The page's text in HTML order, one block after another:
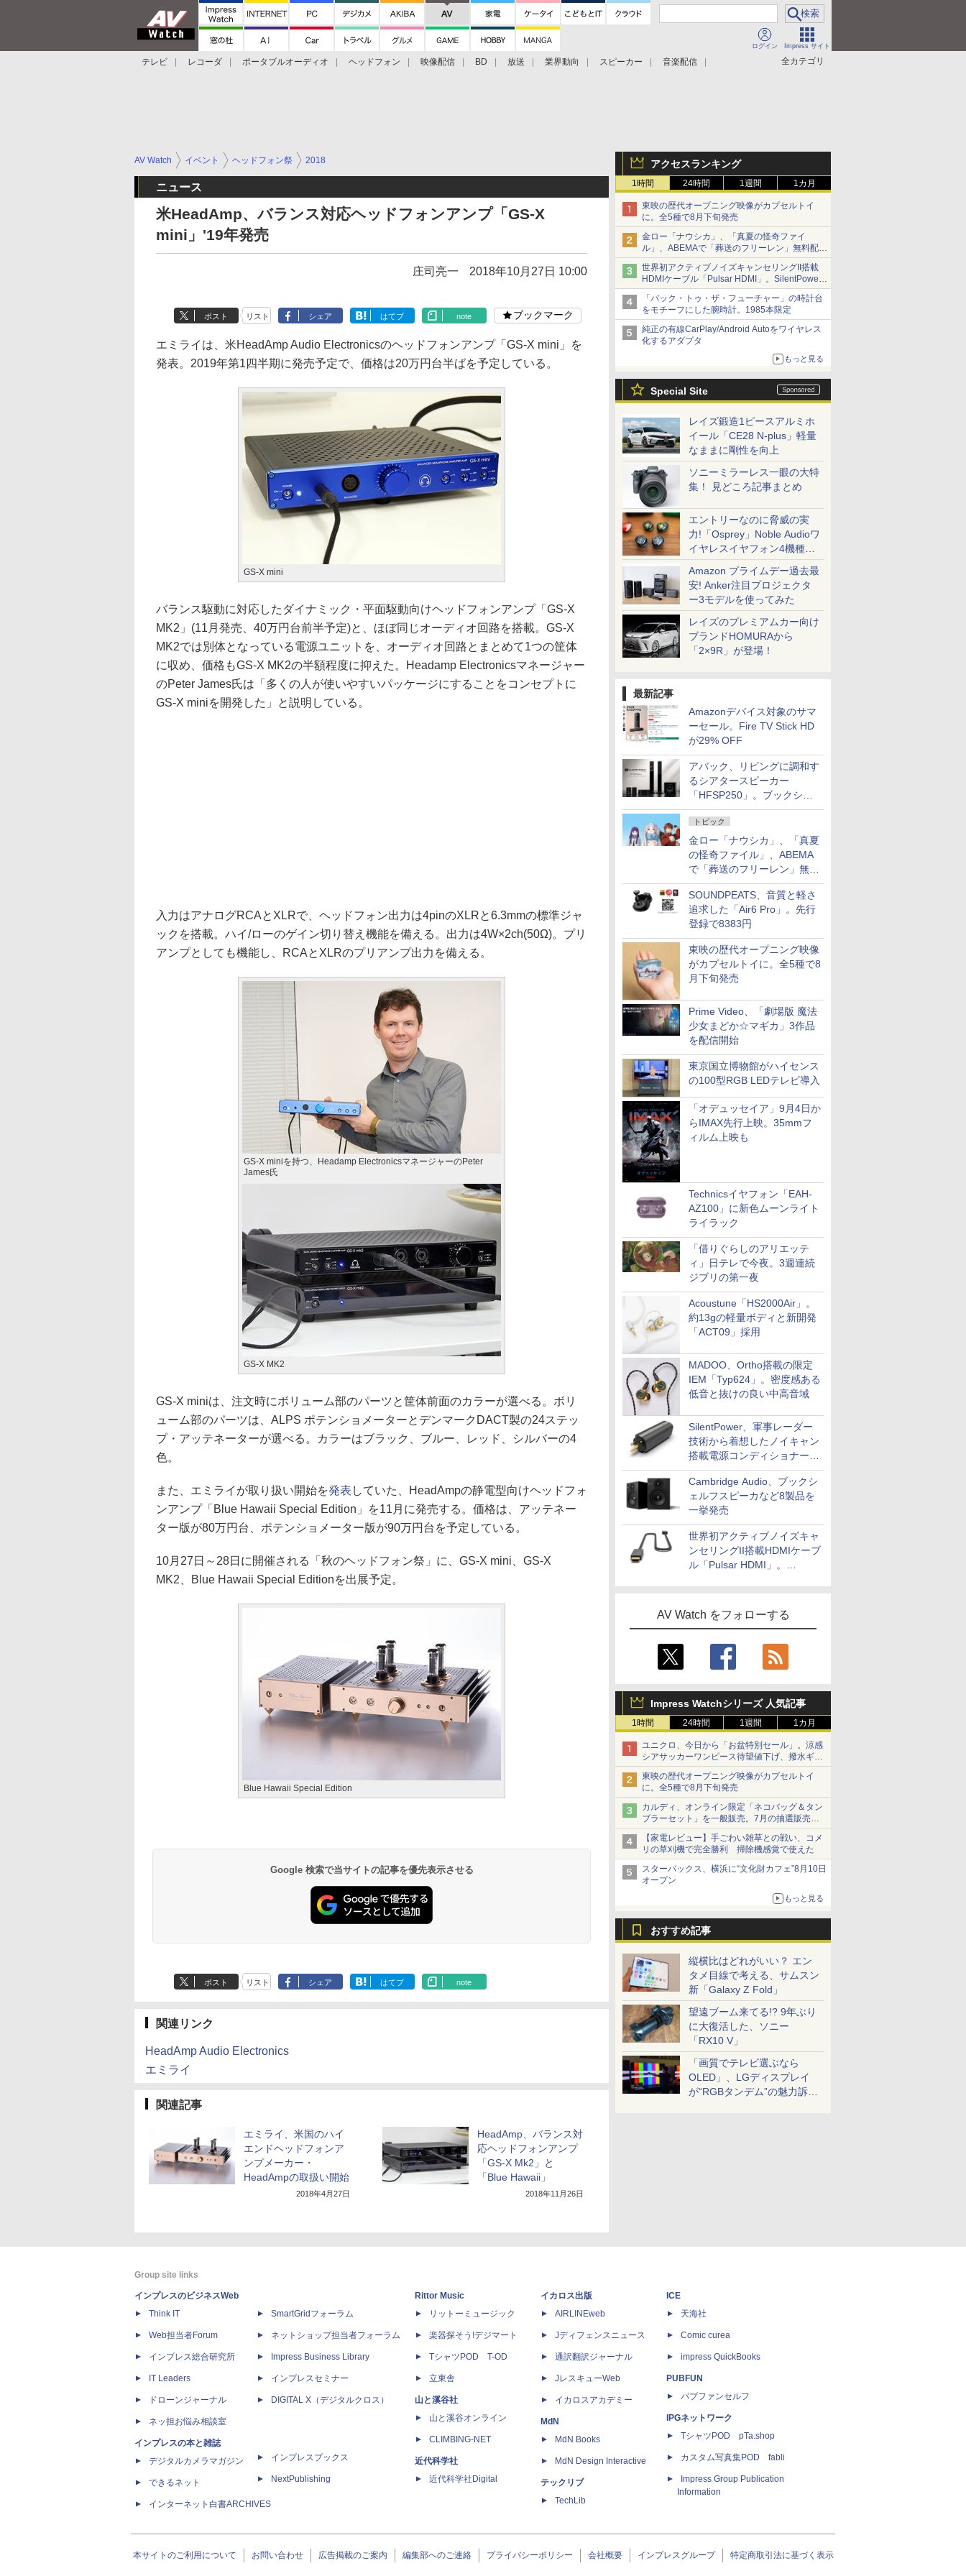
ログイン Impress サイト
全カテゴリ
テレビ レコーダ ポータブルオーディオ ヘッドフォン 映像配信 BD 放送 業界動向 スピーカー
音楽配信
アクセスランキング
1時間 24時間 1週間 1カ月
東映の歴代オープニング映像がカプセルトイ
に。全5種で8月下旬発売
金ロー「ナウシカ」、「真夏の怪奇ファイ
ル」、ABEMAで「葬送のフリーレン」無料配信
など。夏の特番・配信情報
世界初アクティブノイズキャンセリングII搭載
HDMIケーブル「Pulsar HDMI」。SilentPower
から
「バック・トゥ・ザ・フューチャー」の時計台
をモチーフにした腕時計。1985本限定
純正の有線CarPlay/Android Autoをワイヤレス
化するアダプタ
もっと見る
Special Site
レイズ鍛造1ピースアルミホ
イール「CE28 N-plus」軽量
なままに剛性を向上
ソニーミラーレス一眼の大特
集！ 見どころ記事まとめ
エントリーなのに脅威の実
力!「Osprey」Noble Audioワ
イヤレスイヤフォン4機種を
一気に聴く
Amazon プライムデー過去最
安! Anker注目プロジェクタ
ー3モデルを使ってみた
レイズのプレミアムカー向け
ブランドHOMURAから
「2×9R」が登場！
最新記事
Amazonデバイス対象のサマ
ーセール。Fire TV Stick HD
が29% OFF
アバック、リビングに調和す
るシアタースピーカー
「HFSP250」。ブックシェ
ルフはペア3万円以下
トピック
金ロー「ナウシカ」、「真夏
の怪奇ファイル」、ABEMA
で「葬送のフリーレン」無料
配信など。夏の特番・配信情
報
SOUNDPEATS、音質と軽さ
追求した「Air6 Pro」。先行
登録で8383円
東映の歴代オープニング映像
がカプセルトイに。全5種で8
月下旬発売
Prime Video、「劇場版 魔法
少女まどか☆マギカ」3作品
を配信開始
東京国立博物館がハイセンス
の100型RGB LEDテレビ導入
「オデュッセイア」9月4日か
らIMAX先行上映。35mmフ
ィルム上映も
Technicsイヤフォン「EAH-
AZ100」に新色ムーンライト
ライラック
「借りぐらしのアリエッテ
ィ」日テレで今夜。3週連続
ジブリの第一夜
Acoustune「HS2000Air」。
約13gの軽量ボディと新開発
「ACT09」採用
MADOO、Ortho搭載の限定
IEM「Typ624」。密度感ある
低音と抜けの良い中高音域
SilentPower、軍事レーダー
技術から着想したノイキャン
搭載電源コンディショナー
「AC iPurifier2」
Cambridge Audio、ブックシ
ェルフスピーカなど8製品を
一挙発売
世界初アクティブノイズキャ
ンセリングII搭載HDMIケーブ
ル「Pulsar HDMI」。
AV Watch をフォローする
Impress Watchシリーズ 人気記事
1時間 24時間 1週間 1カ月
ユニクロ、今日から「お盆特別セール」。涼感
シアサッカーワンピース待望値下げ、撥水ギア
ショーツは1990円に
東映の歴代オープニング映像がカプセルトイ
に。全5種で8月下旬発売
カルディ、オンライン限定「ネコバッグ＆タン
ブラーセット」を一般販売。7月の抽選販売の
当選無効分
【家電レビュー】手ごわい雑草との戦い、コメ
リの草刈機で完全勝利 掃除機感覚で使えた
スターバックス、横浜に“文化財カフェ”8月10日
オープン
もっと見る
おすすめ記事
縦横比はどれがいい？ エン
タメ目線で考える、サムスン
新「Galaxy Z Fold」
望遠ブーム来てる!? 9年ぶり
に大復活した、ソニー
「RX10 V」
「画質でテレビ選ぶなら
OLED」、LGディスプレイ
が“RGBタンデム”の魅力訴
AV Watch イベント ヘッドフォン祭 2018
ニュース
米HeadAmp、バランス対応ヘッドフォンアンプ「GS-X
mini」'19年発売
庄司亮一 2018年10月27日 10:00
ポスト リスト シェア はてブ note ブックマーク
エミライは、米HeadAmp Audio Electronicsのヘッドフォンアンプ「GS-X mini」を
発表。2019年第1四半期に発売予定で、価格は20万円台半ばを予定している。
GS-X mini
バランス駆動に対応したダイナミック・平面駆動向けヘッドフォンアンプ「GS-X
MK2」(11月発売、40万円台前半予定)と、ほぼ同じオーディオ回路を搭載。GS-X
MK2では別体となっている電源ユニットを、オーディオ回路とまとめて1つの筐体
に収め、価格もGS-X MK2の半額程度に抑えた。Headamp Electronicsマネージャー
のPeter James氏は「多くの人が使いやすいパッケージにすることをコンセプトに
GS-X miniを開発した」と説明している。
入力はアナログRCAとXLRで、ヘッドフォン出力は4pinのXLRと6.3mmの標準ジャ
ックを搭載。ハイ/ローのゲイン切り替え機能を備える。出力は4W×2ch(50Ω)。プリ
アンプとしても機能し、RCAとXLRのプリアンプ出力を備える。
GS-X miniを持つ、Headamp ElectronicsマネージャーのPeter
James氏
GS-X MK2
GS-X miniは、注文時にボリューム部のパーツと筐体前面のカラーが選べる。ボリ
ューム部のパーツは、ALPS ポテンショメーターとデンマークDACT製の24ステッ
プ・アッテネーターが選べる。カラーはブラック、ブルー、レッド、シルバーの4
色。
また、エミライが取り扱い開始を発表 していた、HeadAmpの静電型向けヘッドフォ
ンアンプ「Blue Hawaii Special Edition」を11月に発売する。価格は、アッテネー
ター版が80万円台、ポテンショメーター版が90万円台を予定している。
10月27日～28日に開催される「秋のヘッドフォン祭」に、GS-X mini、GS-X
MK2、Blue Hawaii Special Editionを出展予定。
Blue Hawaii Special Edition
Google 検索で当サイトの記事を優先表示させる
ポスト リスト シェア はてブ note
関連リンク
HeadAmp Audio Electronics
エミライ
関連記事
エミライ、米国のハイ
エンドヘッドフォンア
ンプメーカー・
HeadAmpの取扱い開始
2018年4月27日
HeadAmp、バランス対
応ヘッドフォンアンプ
「GS-X Mk2」と
「Blue Hawaii」
2018年11月26日
Group site links
インプレスのビジネスWeb
Think IT
Web担当者Forum
インプレス総合研究所
IT Leaders
ドローンジャーナル
ネッ担お悩み相談室
インプレスの本と雑誌
デジタルカメラマガジン
できるネット
インターネット白書ARCHIVES
SmartGridフォーラム
ネットショップ担当者フォーラム
Impress Business Library
インプレスセミナー
DIGITAL X（デジタルクロス）
インプレスブックス
NextPublishing
Rittor Music
リットーミュージック
楽器探そう!デジマート
TシャツPOD T-OD
立東舎
山と溪谷社
山と溪谷オンライン
CLIMBING-NET
近代科学社
近代科学社Digital
イカロス出版
AIRLINEweb
Jディフェンスニュース
通訳翻訳ジャーナル
JレスキューWeb
イカロスアカデミー
MdN
MdN Books
MdN Design Interactive
テックリブ
TechLib
ICE
天海社
Comic curea
impress QuickBooks
PUBFUN
パブファンセルフ
IPGネットワーク
TシャツPOD pTa.shop
カスタム写真集POD fabli
Impress Group Publication
Information
本サイトのご利用について お問い合わせ 広告掲載のご案内 編集部へのご連絡 プライバシーポリシー 会社概要 インプレスグループ 特定商取引法に基づく表示